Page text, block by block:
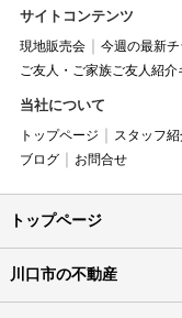
サイトコンテンツ
現地販売会
今週の最新チ
ご友人・ご家族ご友人紹介
当社について
トップページ スタッフ
ブログ
お問合せ
トップページ
川口市の不動産